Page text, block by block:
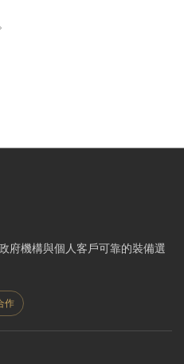
府機構與個人客戶可靠的裝備選
作